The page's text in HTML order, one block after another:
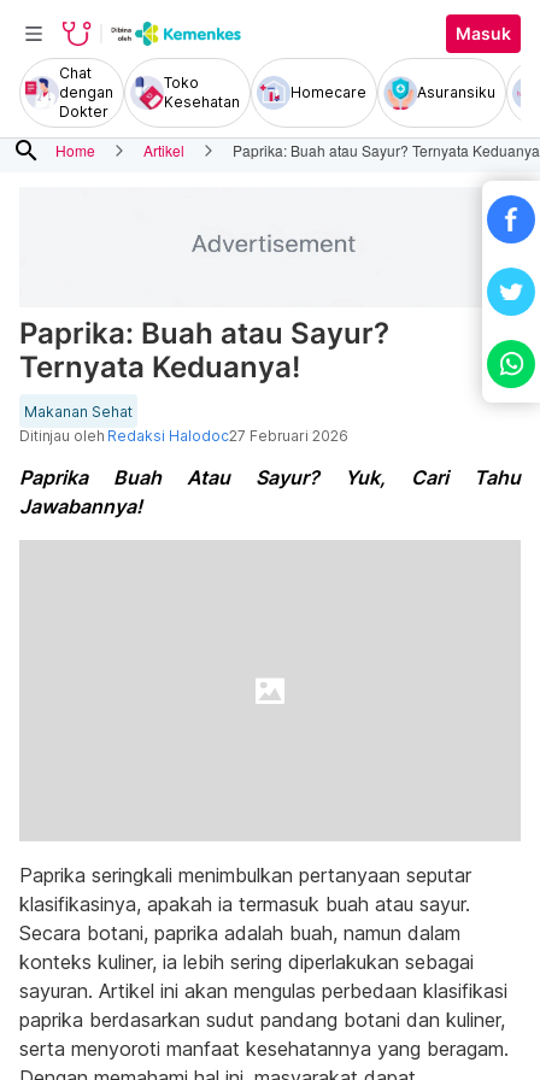
Masuk
Chat
dengan
Dokter
Toko
Kesehatan
Homecare Asuransiku
search Home Artikel Paprika: Buah atau Sayur? Ternyata
Paprika: Buah atau Sayur?
Ternyata Keduanya!
Makanan Sehat
Ditinjau oleh Redaksi Halodoc27 Februari 2026
Paprika Buah Atau Sayur? Yuk, Cari Tahu
Jawabannya!
Paprika seringkali menimbulkan pertanyaan seputar
klasifikasinya, apakah ia termasuk buah atau sayur.
Secara botani, paprika adalah buah, namun dalam
konteks kuliner, ia lebih sering diperlakukan sebagai
sayuran. Artikel ini akan mengulas perbedaan klasifikasi
paprika berdasarkan sudut pandang botani dan kuliner,
serta menyoroti manfaat kesehatannya yang beragam.